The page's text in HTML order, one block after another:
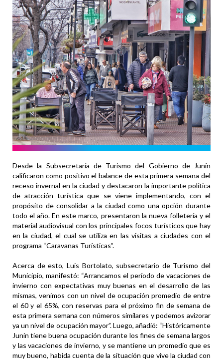
Desde la Subsecretaría de Turismo del Gobierno de Junín
calificaron como positivo el balance de esta primera semana del
receso invernal en la ciudad y destacaron la importante política
de atracción turística que se viene implementando, con el
propósito de consolidar a la ciudad como una opción durante
todo el año. En este marco, presentaron la nueva folletería y el
material audiovisual con los principales focos turísticos que hay
en la ciudad, el cual se utiliza en las visitas a ciudades con el
programa “Caravanas Turísticas”.
Acerca de esto, Luis Bortolato, subsecretario de Turismo del
Municipio, manifestó: “Arrancamos el período de vacaciones de
invierno con expectativas muy buenas en el desarrollo de las
mismas, venimos con un nivel de ocupación promedio de entre
el 60 y el 65%, con reservas para el próximo fin de semana de
esta primera semana con números similares y podemos avizorar
ya un nivel de ocupación mayor”. Luego, añadió: “Históricamente
Junín tiene buena ocupación durante los fines de semana largos
y las vacaciones de invierno, y se mantiene un promedio que es
muy bueno, habida cuenta de la situación que vive la ciudad con